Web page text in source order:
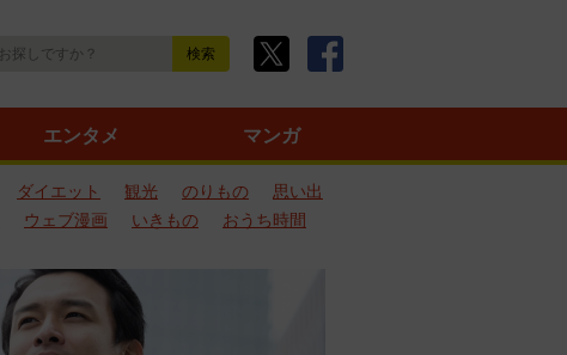
エンタメ マンガ
ダイエット 観光 のりもの
思い出
ウェブ漫画 いきもの
おうち時間